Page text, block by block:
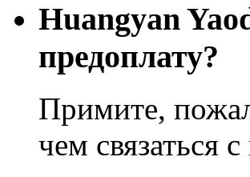
Huangyan
предоплату?
Примите,
чем связаться